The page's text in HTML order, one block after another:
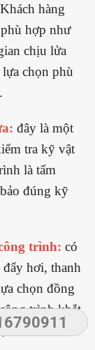
hàng
hợp như
chịu lửa
chọn phù
đây là một
tra kỹ vật
là tấm
đúng kỹ
trình: có
hơi, thanh
chọn đồng
trình khắt
để đảm bảo